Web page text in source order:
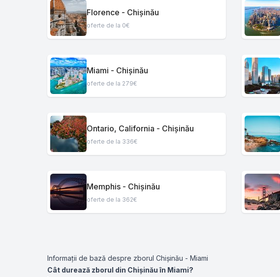
Florence - Chișinău
oferte de la 0€
Miami - Chișinău
oferte de la 279€
Ontario, California - Chișinău
oferte de la 336€
Memphis - Chișinău
oferte de la 362€
Informații de bază despre zborul Chișinău - Miami
Cât durează zborul din Chișinău în Miami?